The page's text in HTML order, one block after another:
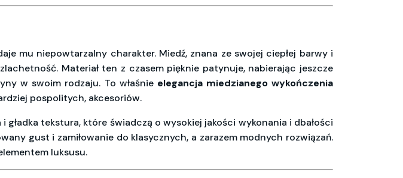
mu niepowtarzalny charakter. Miedź, znana ze swojej ciepłej barwy i
Materiał ten z czasem pięknie patynuje, nabierając jeszcze
w swoim rodzaju. To właśnie elegancja miedzianego wykończenia
pospolitych, akcesoriów.
tekstura, które świadczą o wysokiej jakości wykonania i dbałości
gust i zamiłowanie do klasycznych, a zarazem modnych rozwiązań.
luksusu.